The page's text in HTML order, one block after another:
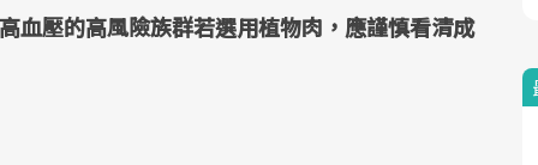
血壓的高風險族群若選用植物肉，應謹慎看清成